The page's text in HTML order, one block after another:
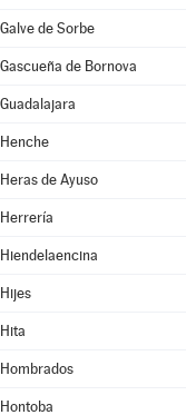
Galve de Sorbe
Gascueña de Bornova
Guadalajara
Henche
Heras de Ayuso
Herrería
Hiendelaencina
Hijes
Hita
Hombrados
Hontoba